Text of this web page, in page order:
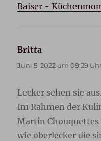
Baiser -
Britta
Juni 5, 2022 um 09:29
Lecker sehen sie aus.
Im Rahmen der
Martin Chouquettes
wie oberlecker die